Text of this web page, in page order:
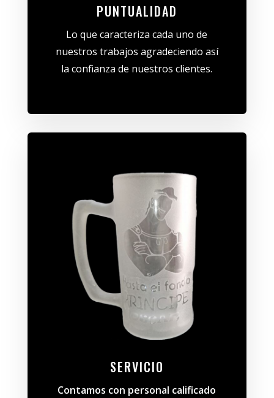
PUNTUALIDAD
Lo que caracteriza cada uno de
nuestros trabajos agradeciendo así
la confianza de nuestros clientes.
SERVICIO
Contamos con personal calificado